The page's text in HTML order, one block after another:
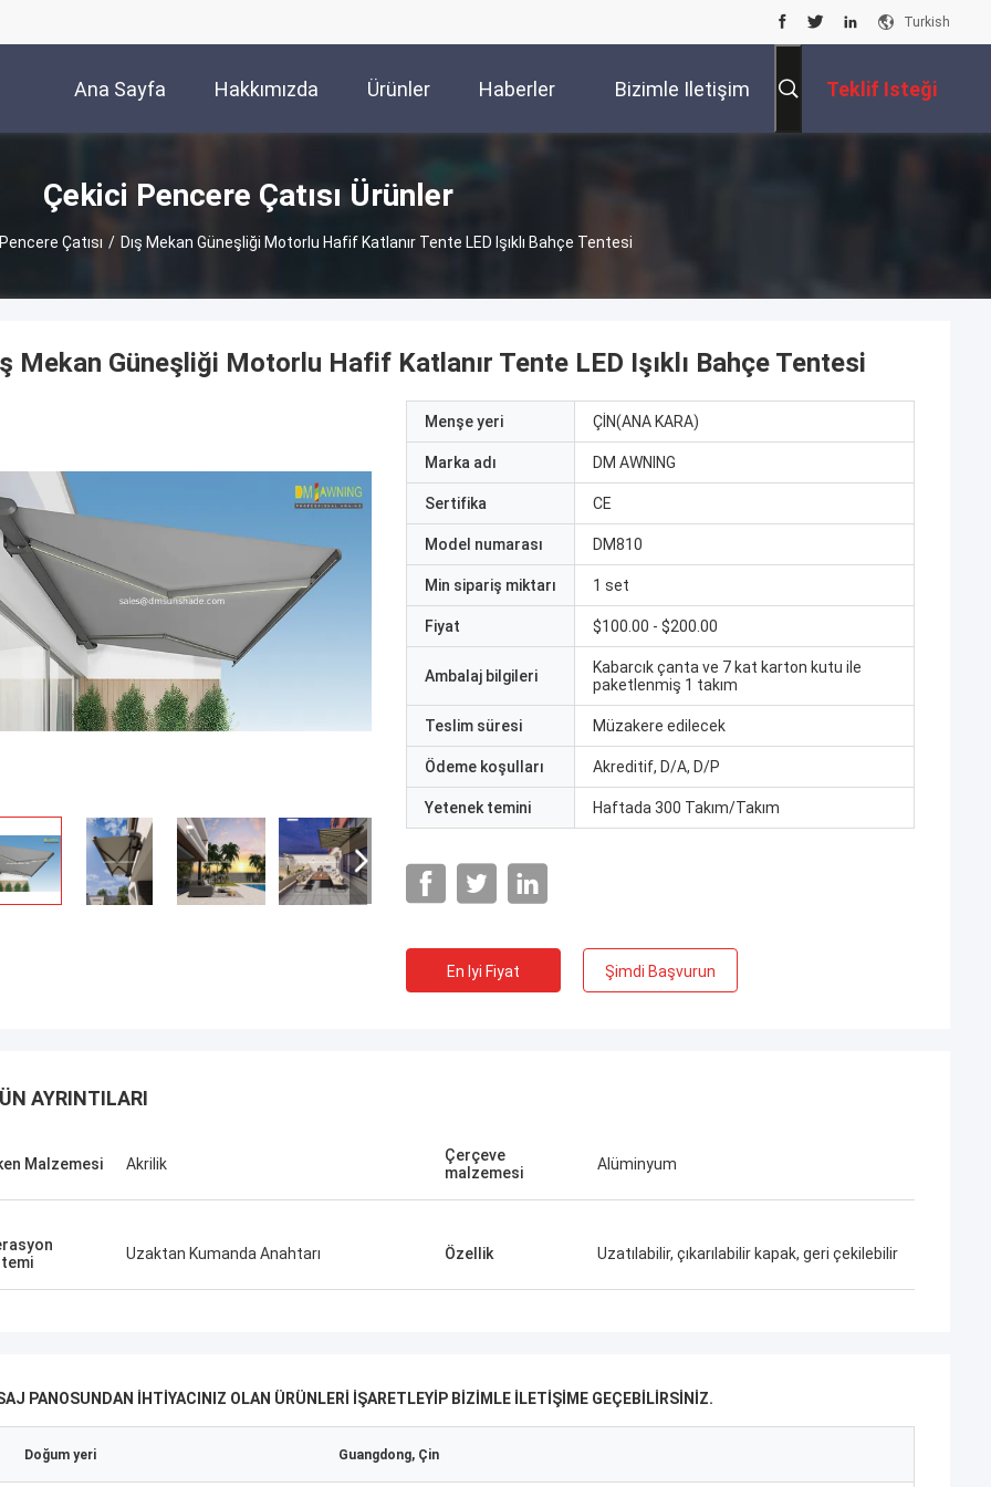
Turkish
Ana Sayfa Hakkımızda Ürünler Haberler Bizimle Iletişim Teklif Isteği
Çekici Pencere Çatısı Ürünler
Çatısı / Dış Mekan Güneşliği Motorlu Hafif Katlanır Tente LED Işıklı Bahçe Tentesi
Mekan Güneşliği Motorlu Hafif Katlanır Tente LED Işıklı Bahçe Tentesi
Menşe yeri ÇİN(ANA KARA)
Marka adı DM AWNING
Sertifika CE
Model numarası DM810
Min sipariş miktarı 1 set
Fiyat $100.00 - $200.00
Ambalaj bilgileri
Kabarcık çanta ve 7 kat karton kutu ile
paketlenmiş 1 takım
Teslim süresi Müzakere edilecek
Ödeme koşulları Akreditif, D/A, D/P
Yetenek temini Haftada 300 Takım/Takım
En Iyi Fiyat Şimdi Başvurun
AYRINTILARI
Malzemesi Akrilik
Çerçeve
malzemesi
Alüminyum
Uzaktan Kumanda Anahtarı Özellik Uzatılabilir, çıkarılabilir kapak, geri çekilebilir
PANOSUNDAN IHTIYACINIZ OLAN ÜRÜNLERI IŞARETLEYIP BIZIMLE ILETIŞIME GEÇEBILIRSINIZ.
Doğum yeri Guangdong, Çin